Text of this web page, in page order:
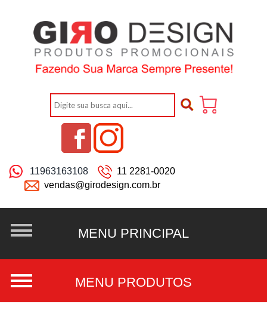
11963163108
11 2281-0020
vendas@girodesign.com.br